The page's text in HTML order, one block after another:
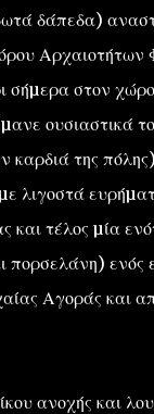
δάπεδα)
σήµερα στον
ουσιαστικά
καρδιά της
λιγοστά
και τέλος µία
ενός
Αγοράς και
ανοχής και